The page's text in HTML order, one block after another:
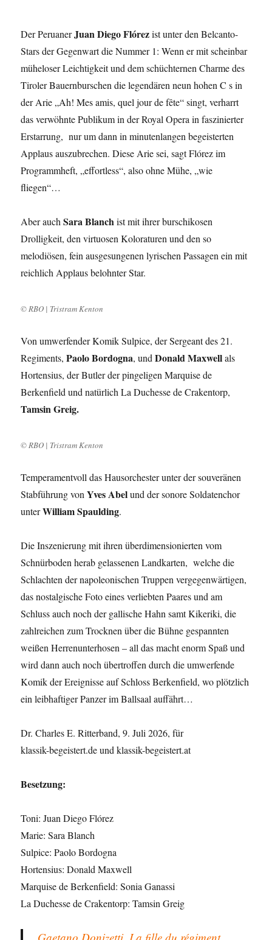
Der PeruanerJuan Diego Flórezist unter den Belcanto-
Stars der Gegenwart die Nummer 1: Wenn er mit scheinbar
müheloser Leichtigkeit und dem schüchternen Charme des
Tiroler Bauernburschen die legendären neun hohen C s in
der Arie „Ah! Mes amis, quel jour de fête“ singt, verharrt
das verwöhnte Publikum in der Royal Opera in faszinierter
Erstarrung, nur um dann in minutenlangen begeisterten
Applaus auszubrechen. Diese Arie sei, sagt Flórez im
Programmheft, „effortless“, also ohne Mühe, „wie
fliegen“…
Aber auchSara Blanchist mit ihrer burschikosen
Drolligkeit, den virtuosen Koloraturen und den so
melodiösen, fein ausgesungenen lyrischen Passagen ein mit
reichlich Applaus belohnter Star.
© RBO | Tristram Kenton
Von umwerfender Komik Sulpice, der Sergeant des 21.
Regiments,Paolo Bordogna, undDonald Maxwellals
Hortensius, der Butler der pingeligen Marquise de
Berkenfield und natürlich La Duchesse de Crakentorp,
Tamsin Greig.
© RBO | Tristram Kenton
Temperamentvoll das Hausorchester unter der souveränen
Stabführung vonYves Abelund der sonore Soldatenchor
unterWilliam Spaulding.
Die Inszenierung mit ihren überdimensionierten vom
Schnürboden herab gelassenen Landkarten, welche die
Schlachten der napoleonischen Truppen vergegenwärtigen,
das nostalgische Foto eines verliebten Paares und am
Schluss auch noch der gallische Hahn samt Kikeriki, die
zahlreichen zum Trocknen über die Bühne gespannten
weißen Herrenunterhosen – all das macht enorm Spaß und
wird dann auch noch übertroffen durch die umwerfende
Komik der Ereignisse auf Schloss Berkenfield, wo plötzlich
ein leibhaftiger Panzer im Ballsaal auffährt…
Dr. Charles E. Ritterband, 9. Juli 2026, für
klassik-begeistert.de und klassik-begeistert.at
Besetzung:
Toni: Juan Diego Flórez
Marie: Sara Blanch
Sulpice: Paolo Bordogna
Hortensius: Donald Maxwell
Marquise de Berkenfield: Sonia Ganassi
La Duchesse de Crakentorp: Tamsin Greig